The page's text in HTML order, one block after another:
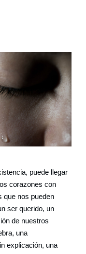
puede llegar
corazones con
que nos pueden
ser querido, un
de nuestros
una
explicación, una